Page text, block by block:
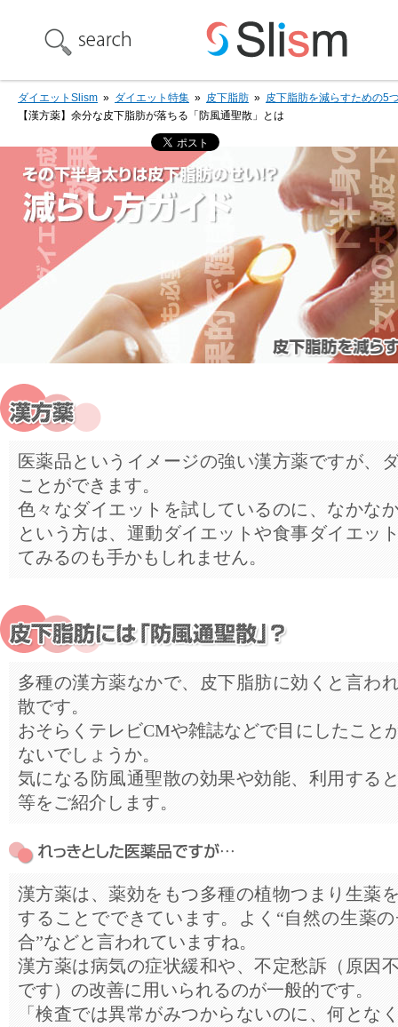
ダイエットSlism » ダイエット特集 » 皮下脂肪 » 皮下脂肪を減らすための5
【漢方薬】余分な皮下脂肪が落ちる「防風通聖散」とは
医薬品というイメージの強い漢方薬ですが、
ことができます。
色々なダイエットを試しているのに、なかな
という方は、運動ダイエットや食事ダイエッ
てみるのも手かもしれません。
多種の漢方薬なかで、皮下脂肪に効くと言わ
散です。
おそらくテレビCMや雑誌などで目にしたこと
ないでしょうか。
気になる防風通聖散の効果や効能、利用する
等をご紹介します。
漢方薬は、薬効をもつ多種の植物つまり生薬
することでできています。よく“自然の生薬
合”などと言われていますね。
漢方薬は病気の症状緩和や、不定愁訴（原因
です）の改善に用いられるのが一般的です。
「検査では異常がみつからないのに、何とな